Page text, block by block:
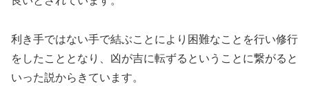
利き手ではない手で結ぶことにより困難なことを行い修行
をしたこととなり、凶が吉に転ずるということに繋がると
いった説からきています。